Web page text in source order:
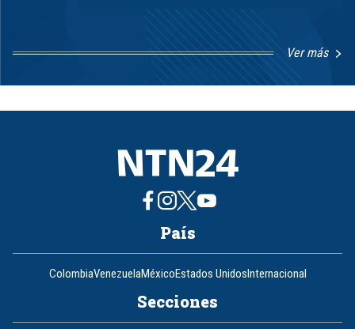
Ver más
1
8
País
ColombiaVenezuelaMéxicoEstados UnidosInternacional
Secciones